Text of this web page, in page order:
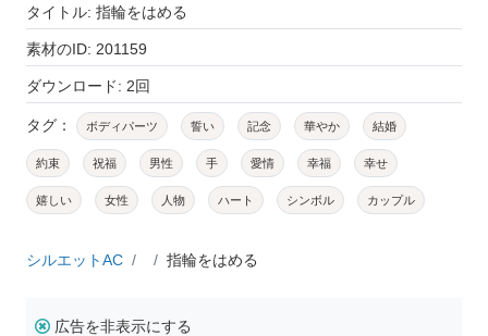
タイトル: 指輪をはめる
素材のID: 201159
ダウンロード: 2回
タグ： ボディパーツ 誓い 記念 華やか 結婚
約束 祝福 男性 手 愛情 幸福 幸せ
嬉しい 女性 人物 ハート シンボル カップル
シルエットAC 指輪をはめる
広告を非表示にする